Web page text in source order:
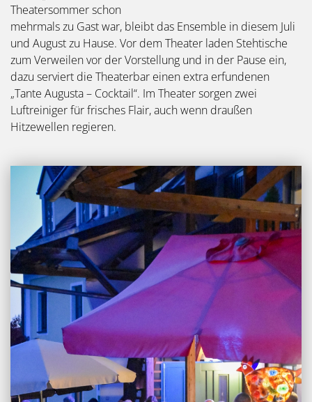
Theatersommer schon
mehrmals zu Gast war, bleibt das Ensemble in diesem Juli
und August zu Hause. Vor dem Theater laden Stehtische
zum Verweilen vor der Vorstellung und in der Pause ein,
dazu serviert die Theaterbar einen extra erfundenen
„Tante Augusta – Cocktail“. Im Theater sorgen zwei
Luftreiniger für frisches Flair, auch wenn draußen
Hitzewellen regieren.